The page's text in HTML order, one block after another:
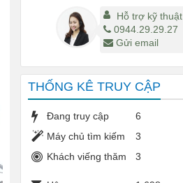
Hỗ trợ kỹ thuật
0944.29.29.27
Gửi email
THỐNG KÊ TRUY CẬP
Đang truy cập
6
Máy chủ tìm kiếm
3
Khách viếng thăm
3